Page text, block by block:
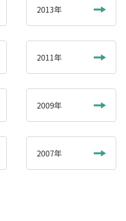
2013年
2011年
2009年
2007年